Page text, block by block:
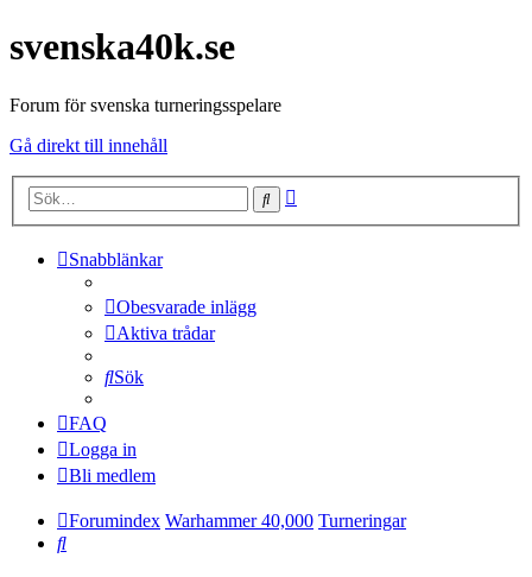
svenska40k.se
Forum för svenska turneringsspelare
Gå direkt till innehåll
Sök
Snabblänkar
Obesvarade inlägg
Aktiva trådar
Sök
FAQ
Logga in
Bli medlem
Forumindex Warhammer 40,000 Turneringar
Sök